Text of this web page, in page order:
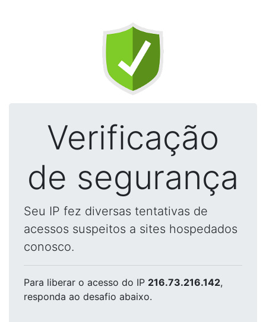
Verificação
de segurança
Seu IP fez diversas tentativas de
acessos suspeitos a sites hospedados
conosco.
Para liberar o acesso do IP 216.73.216.142,
responda ao desafio abaixo.